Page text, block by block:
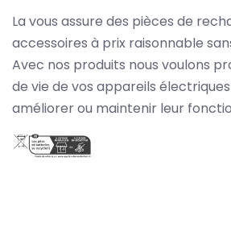
La vous assure des pièces de
accessoires à prix raisonnable
Avec nos produits nous voulons
de vie de vos appareils
améliorer ou maintenir leur